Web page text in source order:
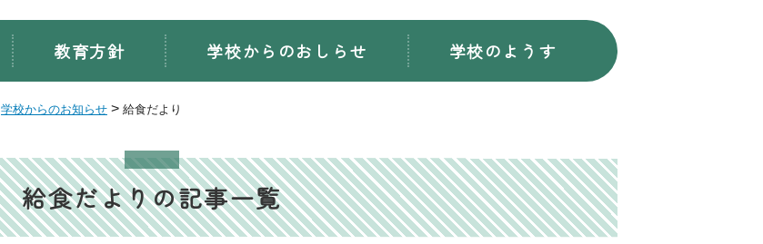
教育方針 学校からのおしらせ 学校のようす
学校からのお知らせ > 給食だより
給食だよりの記事一覧